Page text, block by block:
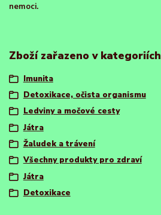
nemoci.
Zboží zařazeno v kategoriích
Imunita
Detoxikace, očista organismu
Ledviny a močové cesty
Játra
Žaludek a trávení
Všechny produkty pro zdraví
Játra
Detoxikace